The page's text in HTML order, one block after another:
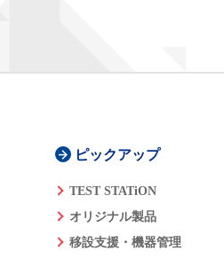
ピックアップ
TEST STATiON
オリジナル製品
移設支援・機器管理